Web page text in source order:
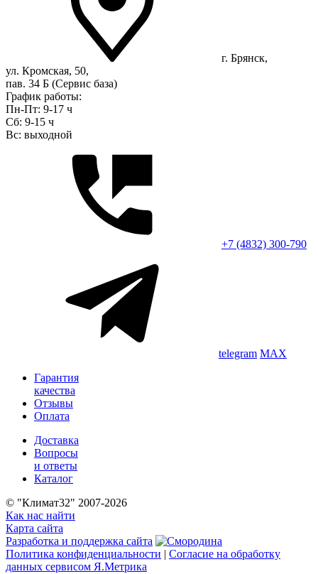
г. Брянск,
ул. Кромская, 50,
пав. 34 Б (Сервис база)
График работы:
Пн-Пт: 9-17 ч
Сб: 9-15 ч
Вс: выходной
+7 (4832) 300-790
telegram MAX
Гарантия
качества
Отзывы
Оплата
Доставка
Вопросы
и ответы
Каталог
© "Климат32" 2007-2026
Как нас найти
Карта сайта
Разработка и поддержка сайта
Политика конфиденциальности | Согласие на обработку
данных сервисом Я.Метрика